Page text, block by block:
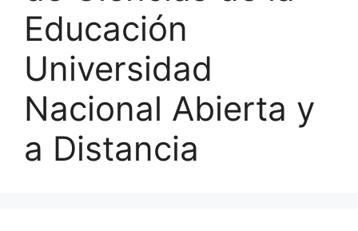
Educación
Universidad
Nacional Abierta y
a Distancia